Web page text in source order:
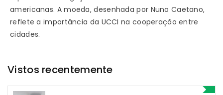
americanas. A moeda, desenhada por Nuno Caetano,
reflete a importância da UCCI na cooperação entre
cidades.
Vistos recentemente